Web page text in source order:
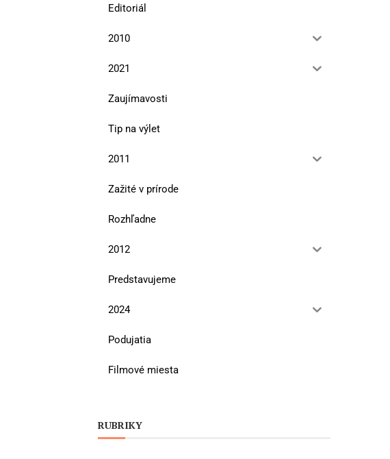
Editoriál
2010
2021
Zaujímavosti
Tip na výlet
2011
Zažité v prírode
Rozhľadne
2012
Predstavujeme
2024
Podujatia
Filmové miesta
RUBRIKY